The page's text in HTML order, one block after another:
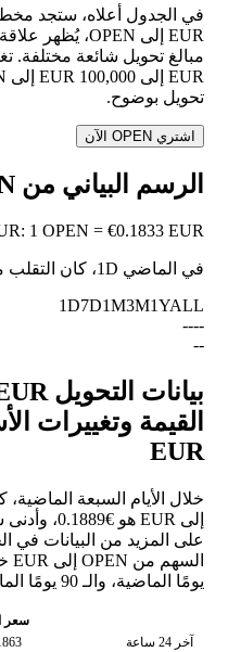
في الجدول أعلاه، ستجد
تحويل بوضوح.
اشتري OPEN الآن
الرسم البياني من OPEN إلى EUR
: 1 OPEN = €0.1833 EUR
في الماضي 1D، كان التقلب من OPEN إلى EUR هو
1D7D1M3M1YALL
--
--
--
EUR
على المزيد من البيانات في
يومًا الماضية، والـ 90 يومًا الماضية.
سعر
آخر 24 ساعة